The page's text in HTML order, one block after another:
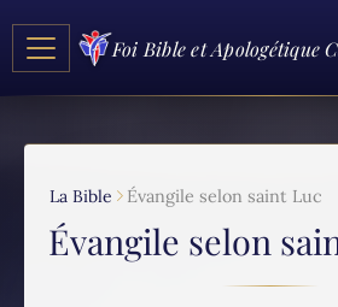
Foi Bible et Apologétique
La Bible Évangile selon saint Luc
Évangile selon